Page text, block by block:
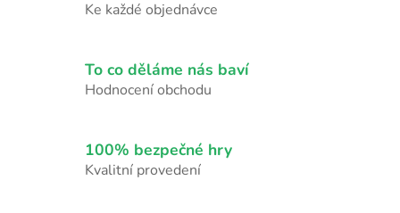
d
í
p
k
y
Ke každé objednávce
To co děláme nás baví
Hodnocení obchodu
100% bezpečné hry
Kvalitní provedení